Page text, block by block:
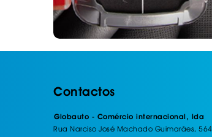
Contactos
Globauto - Comércio internacional, lda
Rua Narciso José Machado Guimarães, 564